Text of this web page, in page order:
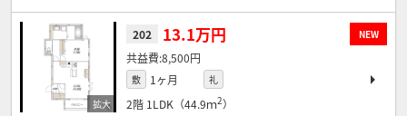
NEW
202 13.1万円
8,500円
敷 1ヶ月 礼
2階 1LDK（44.9ｍ2）